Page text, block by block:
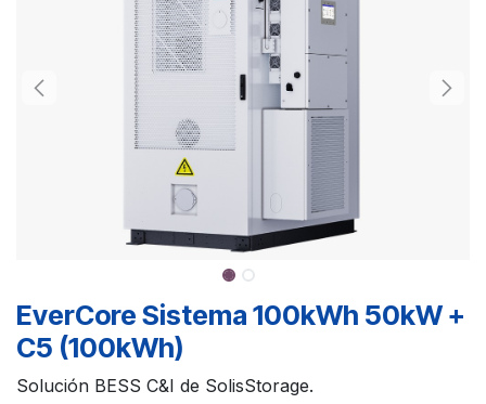
EverCore Sistema 100kWh 50kW +
C5 (100kWh)
Solución BESS C&I de SolisStorage.